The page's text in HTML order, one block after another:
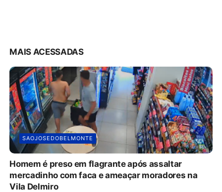
MAIS ACESSADAS
SAOJOSEDOBELMONTE
Homem é preso em flagrante após assaltar
mercadinho com faca e ameaçar moradores na
Vila Delmiro